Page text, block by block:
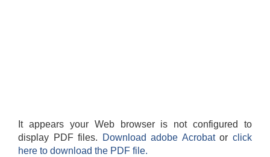
It appears your Web browser is not configured to
display PDF files.
Download adobe Acrobatorclick
here to download the PDF file.